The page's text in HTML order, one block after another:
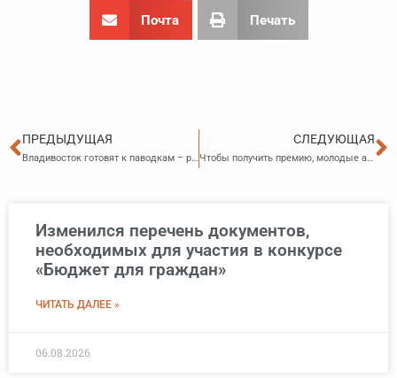
Почта Печать
Пред
ПРЕДЫДУЩАЯ
Владивосток готовят к паводкам – русла рек будут очищены
СЛЕДУЮЩАЯ
Чтобы получить премию, молодые авторы и исполнители в области культуры и искусства должны выполнить новое условие
Изменился перечень документов,
необходимых для участия в конкурсе
«Бюджет для граждан»
ЧИТАТЬ ДАЛЕЕ »
06.08.2026